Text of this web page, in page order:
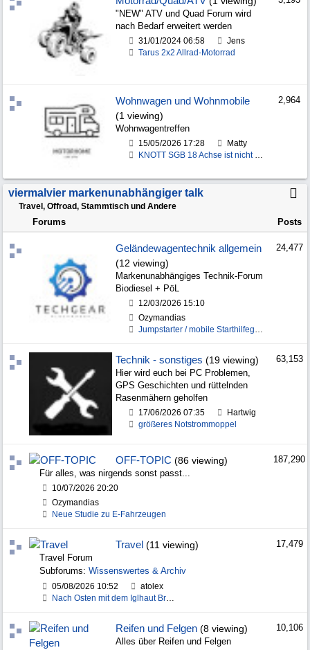
"NEW" ATV und Quad Forum wird
nach Bedarf erweitert werden
31/01/2024 06:58
Jens
Tarus 2x2 Allrad-Motorrad
Wohnwagen und Wohnmobile
(1 viewing)
Wohnwagentreffen
15/05/2026 17:28
Matty
KNOTT SGB 18 Achse ist nicht schlechtwegetauglich!
2,964
viermalvier markenunabhängiger talk
Travel, Offroad, Stammtisch und Andere
Forums Posts
Geländewagentechnik allgemein
(12 viewing)
Markenunabhängiges Technik-Forum
Biodiesel + PöL
12/03/2026 15:10
Ozymandias
Jumpstarter / mobile Starthilfegeräte für Diesel
24,477
Technik - sonstiges (19 viewing)
Hier wird euch bei PC Problemen,
GPS Geschichten und rüttelnden
Rasenmähern geholfen
17/06/2026 07:35
Hartwig
größeres Notstrommoppel
63,153
OFF-TOPIC (86 viewing)
Für alles, was nirgends sonst passt...
10/07/2026 20:20
Ozymandias
Neue Studie zu E-Fahrzeugen
187,290
Travel (11 viewing)
Travel Forum
Subforums: Wissenswertes & Archiv
05/08/2026 10:52
atolex
Nach Osten mit dem Iglhaut Bremer
17,479
Reifen und Felgen (8 viewing)
Alles über Reifen und Felgen
10,106